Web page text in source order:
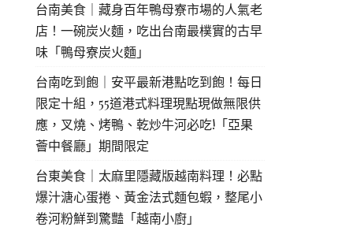
台南美食｜藏身百年鴨母寮市場的人氣老
店！一碗炭火麵，吃出台南最樸實的古早
味「鴨母寮炭火麵」
台南吃到飽｜安平最新港點吃到飽！每日
限定十組，55道港式料理現點現做無限供
應，叉燒、烤鴨、乾炒牛河必吃!「亞果
薈中餐廳」期間限定
台東美食｜太麻里隱藏版越南料理！必點
爆汁溏心蛋捲、黃金法式麵包蝦，整尾小
卷河粉鮮到驚豔「越南小廚」